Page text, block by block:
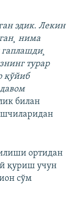
эдик. Лекин
нима
турар
қўйиб
билан
ортидан
қуриш учун
сўм